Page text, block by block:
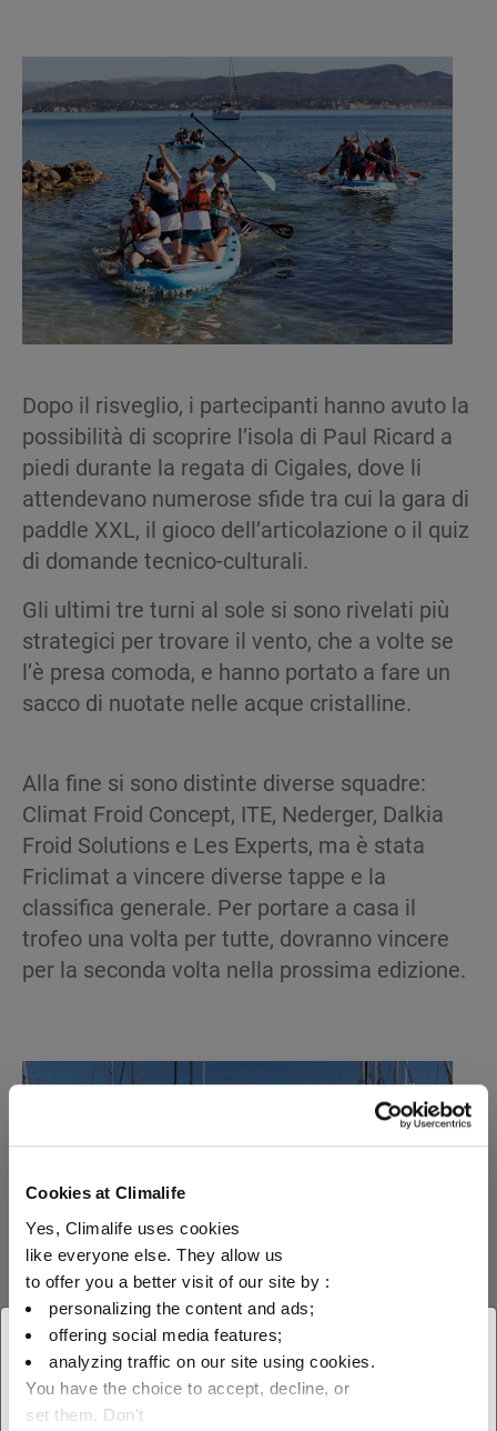
Cookies at Climalife
Yes, Climalife uses cookies
like everyone else. They allow us
to offer you a better visit of our site by :
personalizing the content and ads;
offering social media features;
analyzing traffic on our site using cookies.
You have the choice to accept, decline, or
set them. Don't
× Chiudi
Scegliete la vostra area
Dopo il risveglio, i partecipanti hanno avuto la
possibilità di scoprire l’isola di Paul Ricard a
piedi durante la regata di Cigales, dove li
attendevano numerose sfide tra cui la gara di
paddle XXL, il gioco dell’articolazione o il quiz
di domande tecnico-culturali.
Gli ultimi tre turni al sole si sono rivelati più
strategici per trovare il vento, che a volte se
l’è presa comoda, e hanno portato a fare un
sacco di nuotate nelle acque cristalline.
Alla fine si sono distinte diverse squadre:
Climat Froid Concept, ITE, Nederger, Dalkia
Froid Solutions e Les Experts, ma è stata
Friclimat a vincere diverse tappe e la
classifica generale. Per portare a casa il
trofeo una volta per tutte, dovranno vincere
per la seconda volta nella prossima edizione.
I partecipanti sono tornati a casa arricchiti di